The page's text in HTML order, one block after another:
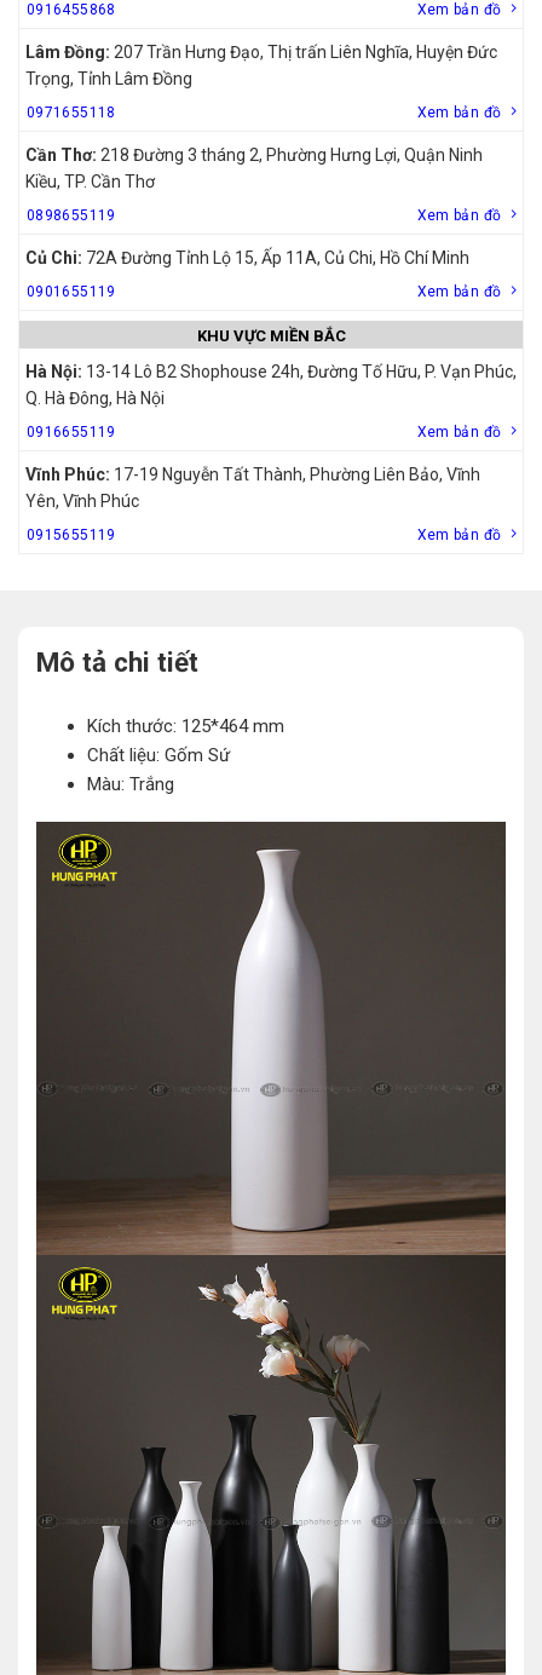
0916455868 Xem bản đồ
Lâm Đồng: 207 Trần Hưng Đạo, Thị trấn Liên Nghĩa, Huyện Đức
Trọng, Tỉnh Lâm Đồng
0971655118 Xem bản đồ
Cần Thơ: 218 Đường 3 tháng 2, Phường Hưng Lợi, Quận Ninh
Kiều, TP. Cần Thơ
0898655119 Xem bản đồ
Củ Chi: 72A Đường Tỉnh Lộ 15, Ấp 11A, Củ Chi, Hồ Chí Minh
0901655119 Xem bản đồ
KHU VỰC MIỀN BẮC
Hà Nội: 13-14 Lô B2 Shophouse 24h, Đường Tố Hữu, P. Vạn Phúc,
Q. Hà Đông, Hà Nội
0916655119 Xem bản đồ
Vĩnh Phúc: 17-19 Nguyễn Tất Thành, Phường Liên Bảo, Vĩnh
Yên, Vĩnh Phúc
0915655119 Xem bản đồ
Mô tả chi tiết
Kích thước: 125*464 mm
Chất liệu: Gốm Sứ
Màu: Trắng